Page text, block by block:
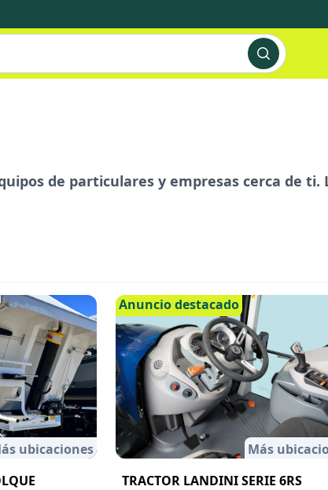
de particulares y empresas cerca de
ubicaciones
Anuncio destacado
Más
TRACTOR LANDINI SERIE 6RS